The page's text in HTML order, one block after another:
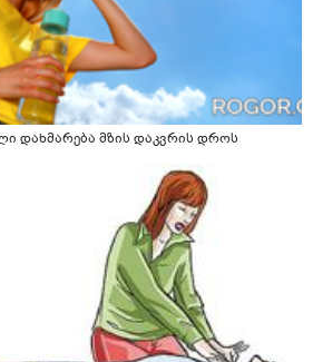
დახმარება მზის დაკვრის დროს